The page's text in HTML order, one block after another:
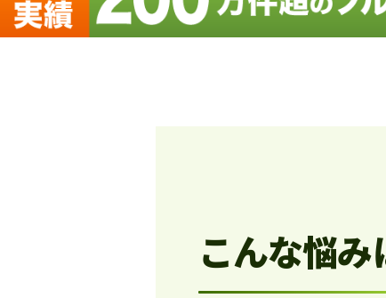
こんな悩み